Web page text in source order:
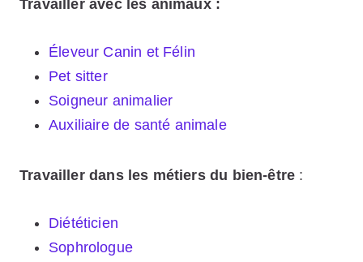
Travailler avec les animaux :
Éleveur Canin et Félin
Pet sitter
Soigneur animalier
Auxiliaire de santé animale
Travailler dans les métiers du bien-être :
Diététicien
Sophrologue